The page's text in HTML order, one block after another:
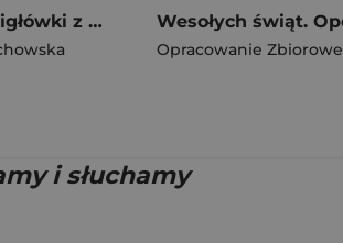
Słodkie łamigłówki z pandką. Słodkie łamigłówki
Opracowanie Zbiorowe
i słuchamy